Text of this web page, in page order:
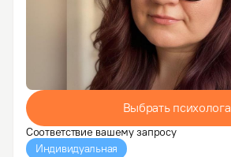
Выбрать психолога
Соответствие вашему запросу
Индивидуальная